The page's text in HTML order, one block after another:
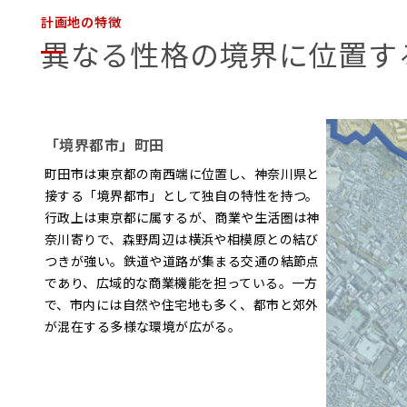
計画地の特徴
異なる性格の境界に位置
「境界都市」町田
町田市は東京都の南西端に位置し、神奈川県と
接する「境界都市」として独自の特性を持つ。
行政上は東京都に属するが、商業や生活圏は神
奈川寄りで、森野周辺は横浜や相模原との結び
つきが強い。鉄道や道路が集まる交通の結節点
であり、広域的な商業機能を担っている。一方
で、市内には自然や住宅地も多く、都市と郊外
が混在する多様な環境が広がる。